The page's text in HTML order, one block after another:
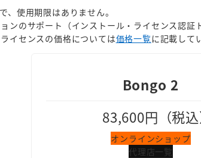
で、使用期限はありません。
ンのサポート（インストール・ライセンス認
イセンスの価格については価格一覧に記載して
Bongo 2
83,600円（税込
オンラインショップ
代理店一覧